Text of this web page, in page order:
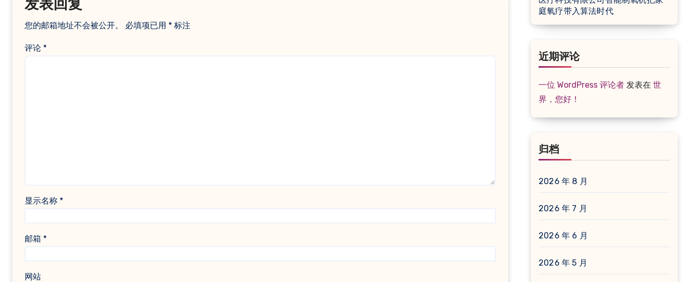
发表回复
您的邮箱地址不会被公开。 必填项已用 * 标注
评论 *
显示名称 *
邮箱 *
网站
庭氧疗带入算法时代
近期评论
一位 WordPress 评论者 发表在 世
界，您好！
归档
2026 年 8 月
2026 年 7 月
2026 年 6 月
2026 年 5 月